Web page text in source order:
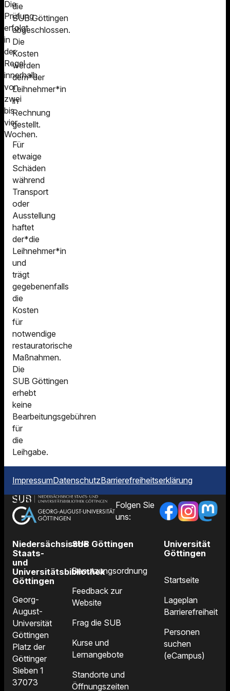
Die
Prüfung
erfolgt
in
der
Regel
innerhalb
von
zwei
bis
vier
Wochen.
die
SUB Göttingen
abgeschlossen.
Die
Kosten
werden
dem*der
Leihnehmer*in
in
Rechnung
gestellt.
Für
etwaige
Schäden
während
Transport
oder
Ausstellung
haftet
der*die
Leihnehmer*in
und
trägt
gegebenenfalls
die
Kosten
für
notwendige
restauratorische
Maßnahmen.
Die
SUB Göttingen
erhebt
keine
Bearbeitungsgebühren
für
die
Leihgabe.
ImpressumDatenschutzBarrierefreiheitserklärung
Folgen Sie
uns:
Niedersächsische
Staats-
und
Universitätsbibliothek
Göttingen
Georg-
August-
Universität
Göttingen
Platz der
Göttinger
Sieben 1
37073
SUB Göttingen
Benutzungsordnung
Feedback zur
Website
Frag die SUB
Kurse und
Lernangebote
Standorte und
Öffnungszeiten
Universität
Göttingen
Startseite
Lageplan
Barrierefreiheit
Personen
suchen
(eCampus)